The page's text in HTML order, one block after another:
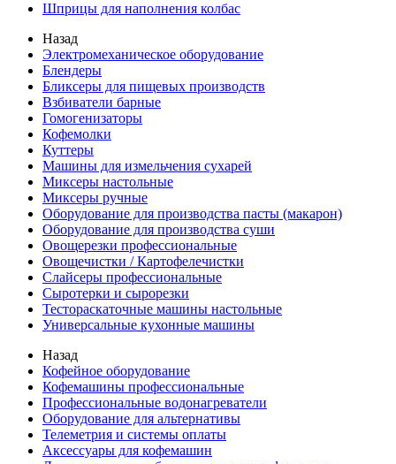
Шприцы для наполнения колбас
Назад
Электромеханическое оборудование
Блендеры
Бликсеры для пищевых производств
Взбиватели барные
Гомогенизаторы
Кофемолки
Куттеры
Машины для измельчения сухарей
Миксеры настольные
Миксеры ручные
Оборудование для производства пасты (макарон)
Оборудование для производства суши
Овощерезки профессиональные
Овощечистки / Картофелечистки
Слайсеры профессиональные
Сыротерки и сырорезки
Тестораскаточные машины настольные
Универсальные кухонные машины
Назад
Кофейное оборудование
Кофемашины профессиональные
Профессиональные водонагреватели
Оборудование для альтернативы
Телеметрия и системы оплаты
Аксессуары для кофемашин